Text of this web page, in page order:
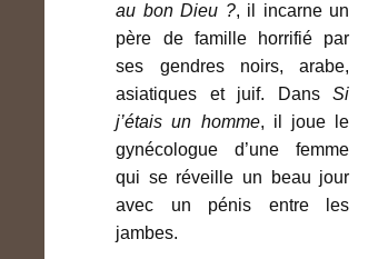
au bon Dieu ?, il incarne un
père de famille horrifié par
ses gendres noirs, arabe,
asiatiques et juif. DansSi
j’étais un homme, il joue le
gynécologue d’une femme
qui se réveille un beau jour
avec un pénis entre les
jambes.